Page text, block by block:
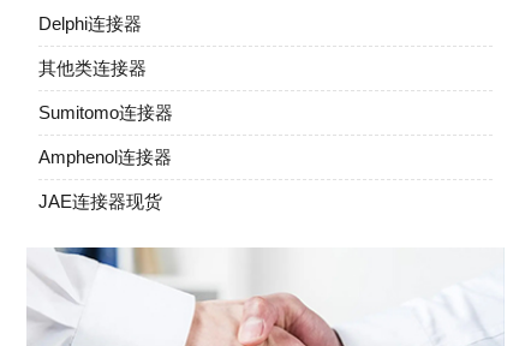
Delphi连接器
其他类连接器
Sumitomo连接器
Amphenol连接器
JAE连接器现货